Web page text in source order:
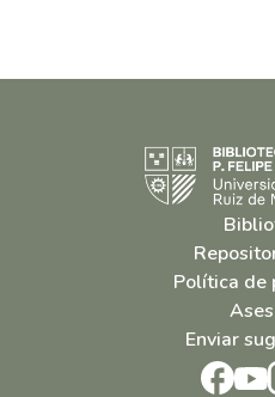
Política de
Enviar